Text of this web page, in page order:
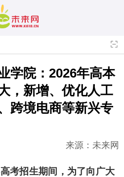
学院：2026年高本
，新增、优化人工
跨境电商等新兴专
来源：未来网
考招生期间，为了向广大